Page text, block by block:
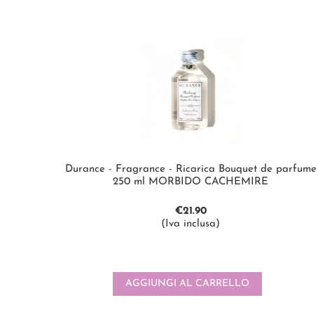
Durance - Fragrance - Ricarica Bouquet de parfume
250 ml MORBIDO CACHEMIRE
€21.90
(Iva inclusa)
AGGIUNGI AL CARRELLO